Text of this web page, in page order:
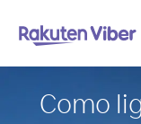
Como